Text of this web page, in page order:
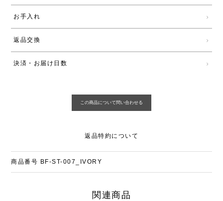
お手入れ
返品交換
決済・お届け日数
返品特約について
商品番号 BF-ST-007_IVORY
関連商品